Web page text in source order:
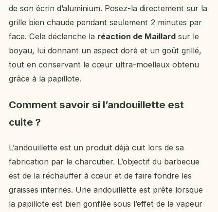
de son écrin d’aluminium. Posez-la directement sur la
grille bien chaude pendant seulement 2 minutes par
face. Cela déclenche la réaction de Maillard sur le
boyau, lui donnant un aspect doré et un goût grillé,
tout en conservant le cœur ultra-moelleux obtenu
grâce à la papillote.
Comment savoir si l’andouillette est
cuite ?
L’andouillette est un produit déjà cuit lors de sa
fabrication par le charcutier. L’objectif du barbecue
est de la réchauffer à cœur et de faire fondre les
graisses internes. Une andouillette est prête lorsque
la papillote est bien gonflée sous l’effet de la vapeur